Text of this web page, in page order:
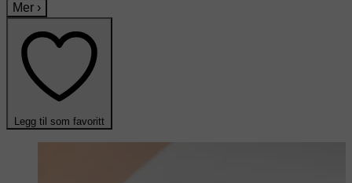
Mer ›
Legg til som favoritt